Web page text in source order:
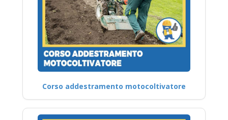
Corso addestramento motocoltivatore